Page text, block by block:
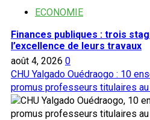
ECONOMIE
Finances publiques : trois
l’excellence de leurs travaux
août 4, 2026 0
CHU Yalgado Ouédraogo : 10
promus professeurs titulaires au